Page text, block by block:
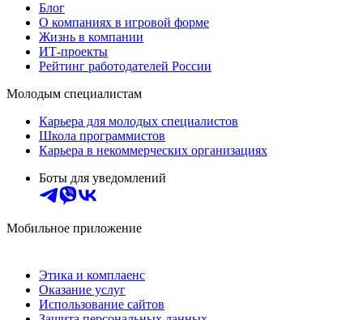
Блог
О компаниях в игровой форме
Жизнь в компании
ИТ-проекты
Рейтинг работодателей России
Молодым специалистам
Карьера для молодых специалистов
Школа программистов
Карьера в некоммерческих организациях
Боты для уведомлений
Мобильное приложение
Этика и комплаенс
Оказание услуг
Использование сайтов